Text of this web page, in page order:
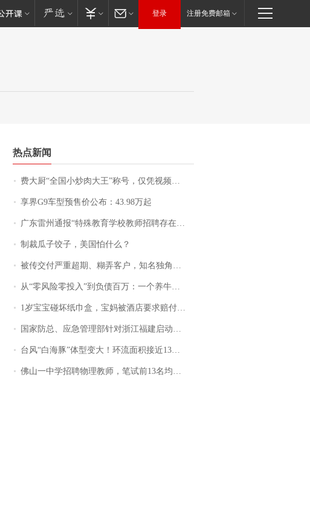
登录 注册免费邮箱
热点新闻
费大厨“全国小炒肉大王”称号，仅凭视频评出？中国烹饪协会回应
享界G9车型预售价公布：43.98万起
广东雷州通报“特殊教育学校教师招聘存在违规行为”：已启动问责程序 副校长被停职
制裁瓜子饺子，美国怕什么？
被传交付严重超期、糊弄客户，知名独角兽车企创始人回应：都没证据，将依法采取措施，“本人长期与美国交管局保持沟通，对方表示肯定”
从“零风险零投入”到负债百万：一个养牛项目崩盘后，谁该为农户的贷款买单丨红星调查
1岁宝宝碰坏纸巾盒，宝妈被酒店要求赔付924元！三亚一酒店回复：骨瓷定制！网友一查价格，吵翻了
国家防总、应急管理部针对浙江福建启动防汛防台风四级应急响应
台风“白海豚”体型变大！环流面积接近13个浙江那么大
佛山一中学招聘物理教师，笔试前13名均遭淘汰？教育局：已叫停招聘，成立调查组全面核查